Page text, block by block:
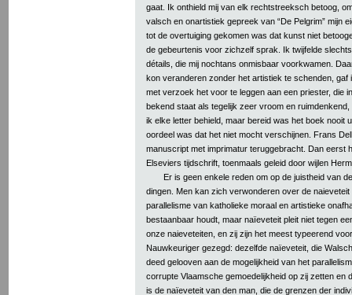
gaat. Ik onthield mij van elk rechtstreeksch betoog,
valsch en onartistiek gepreek van “De Pelgrim” mijn
tot de overtuiging gekomen was dat kunst niet
de gebeurtenis voor zichzelf sprak. Ik twijfelde
détails, die mij nochtans onmisbaar voorkwamen.
kon veranderen zonder het artistiek te schenden, gaf
met verzoek het voor te leggen aan een priester, die
bekend staat als tegelijk zeer vroom en
ik elke letter behield, maar bereid was het boek nooit
oordeel was dat het niet mocht verschijnen. Frans
manuscript met imprimatur teruggebracht. Dan eerst
Elseviers tijdschrift, toenmaals geleid door wijlen
Er is geen enkele reden om op de juistheid van
dingen. Men kan zich verwonderen over de naieveteit
parallelisme van katholieke moraal en artistieke
bestaanbaar houdt, maar naïeveteit pleit niet tegen
onze naieveteiten, en zij zijn het meest typeerend
Nauwkeuriger gezegd: dezelfde naïeveteit, die
deed gelooven aan de mogelijkheid van het
corrupte Vlaamsche gemoedelijkheid op zij zetten en
is de naïeveteit van den man, die de grenzen der